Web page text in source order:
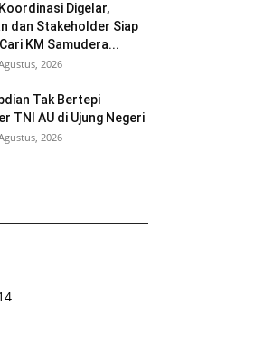
Digelar,
dan Stakeholder Siap
KM Samudera...
2026
Tak Bertepi
TNI AU di Ujung Negeri
2026